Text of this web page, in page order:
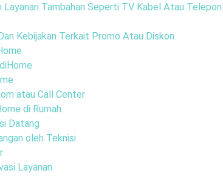
Tambahan Seperti TV Kabel Atau Telepon
Kebijakan Terkait Promo Atau Diskon
atau Call Center
di Rumah
Datang
oleh Teknisi
Layanan